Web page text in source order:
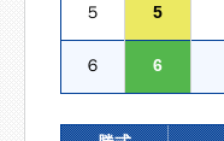
５ 5
６ 6